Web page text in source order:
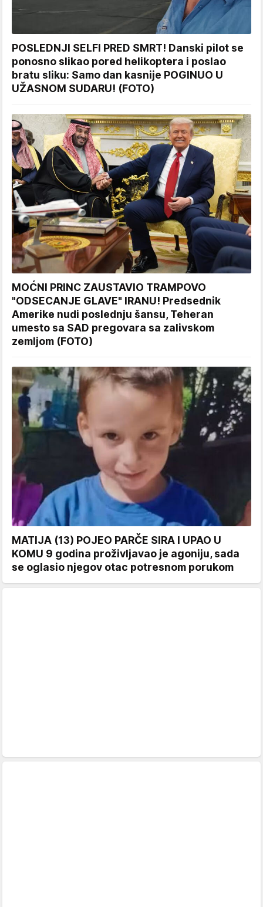
POSLEDNJI SELFI PRED SMRT! Danski pilot se
ponosno slikao pored helikoptera i poslao
bratu sliku: Samo dan kasnije POGINUO U
UŽASNOM SUDARU! (FOTO)
MOĆNI PRINC ZAUSTAVIO TRAMPOVO
"ODSECANJE GLAVE" IRANU! Predsednik
Amerike nudi poslednju šansu, Teheran
umesto sa SAD pregovara sa zalivskom
zemljom (FOTO)
MATIJA (13) POJEO PARČE SIRA I UPAO U
KOMU 9 godina proživljavao je agoniju, sada
se oglasio njegov otac potresnom porukom